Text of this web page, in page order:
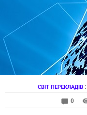
СВІТ ПЕРЕКЛАДІВ :
0